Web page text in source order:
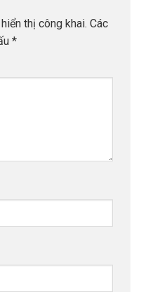
thị công khai. Các
*